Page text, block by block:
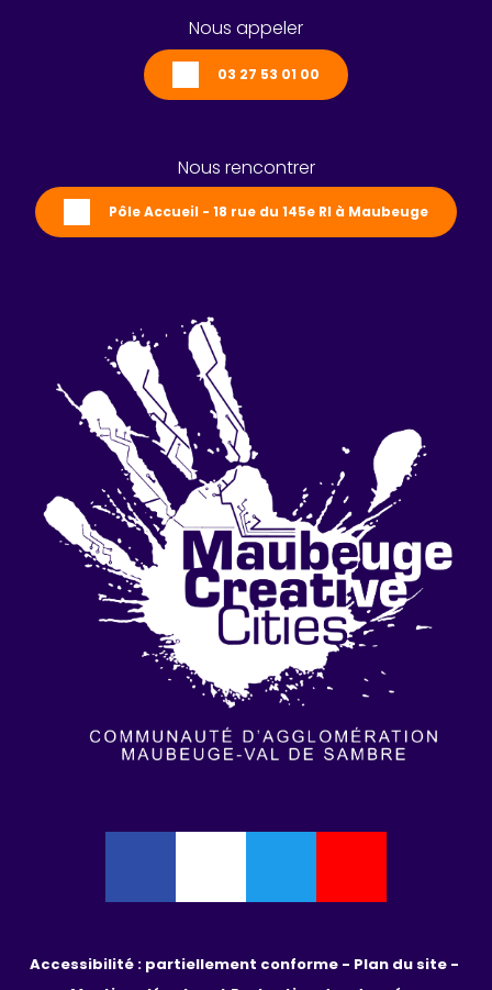
Nous appeler
03 27 53 01 00
Nous rencontrer
Pôle Accueil - 18 rue du 145e RI à Maubeuge
Accessibilité : partiellement conforme -